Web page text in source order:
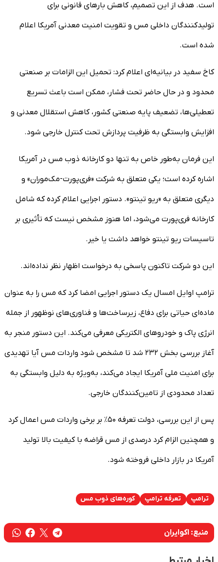
است. هدف از این تصمیم، کاهش بارهای قانونی برای
تولیدکنندگان داخلی مس و تقویت امنیت معدنی آمریکا اعلام
شده است.
کاخ سفید در بیانیه‌ای اعلام کرد: تحمیل این الزامات بر صنعتی
محدود و در حال حاضر تحت فشار، ممکن است باعث تسریع
تعطیلی‌ها، تضعیف پایه صنعتی کشور، کاهش استقلال معدنی و
افزایش وابستگی به ظرفیت پردازش تحت کنترل خارجی شود.
این فرمان به‌طور خاص به تنها دو کارخانه ذوب مس در آمریکا
اشاره کرده است؛ یکی متعلق به شرکت «فری‌پورت-مک‌موران» و
دیگری متعلق به «ریو تینتو». دستور اجرایی اعلام کرده که شامل
کارخانه فری‌پورت می‌شود، اما هنوز مشخص نیست که تأثیری بر
تاسیسات ریو تینتو خواهد داشت یا خیر.
این دو شرکت تاکنون پاسخی به درخواست اظهار نظر نداده‌اند.
ترامپ اوایل امسال یک دستور اجرایی امضا کرد که مس را به عنوان
ماده‌ای حیاتی برای دفاع، زیرساخت‌ها و فناوری‌های نوظهور از جمله
انرژی پاک و خودروهای الکتریکی معرفی می‌کند. این دستور منجر به
آغاز بررسی بخش ۲۳۲ شد تا مشخص شود واردات مس آیا تهدیدی
برای امنیت ملی آمریکا ایجاد می‌کند، به‌ویژه به دلیل وابستگی به
تعداد محدودی از تامین‌کنندگان خارجی.
پس از این بررسی، دولت تعرفه ۵۰٪ بر برخی واردات مس اعمال کرد
و همچنین الزام کرد درصدی از مس قراضه با کیفیت بالا تولید
آمریکا در بازار داخلی فروخته شود.
ترامپ تعرفه ترامپ کوره‌های ذوب مس
منبع: اکوایران